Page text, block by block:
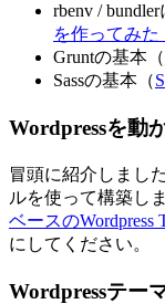
rbenv /
を作ってみ
Gruntの基本（
Sassの基本（
Wordpressを動
冒頭に紹介しまし
ルを使って構築し
ベースのWordpress
にしてください。
Wordpressテー